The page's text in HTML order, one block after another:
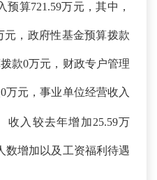
预算721.59万元，其中，
元，政府性基金预算拨款
款0万元，财政专户管理
万元，事业单位经营收入
收入较去年增加25.59万
数增加以及工资福利待遇